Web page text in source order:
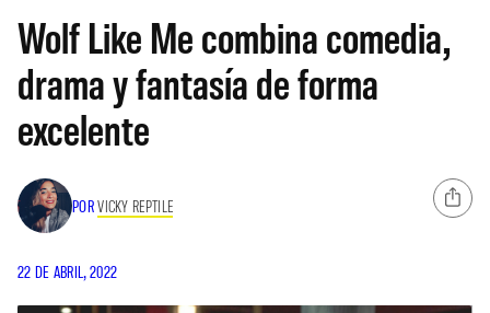
Wolf Like Me combina comedia,
drama y fantasía de forma
excelente
PORVICKY REPTILE
22 DE ABRIL, 2022